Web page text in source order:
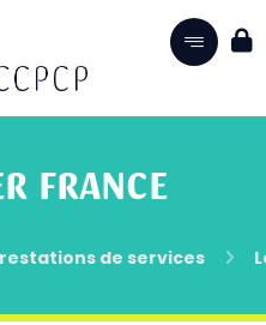
FRANCE
de services